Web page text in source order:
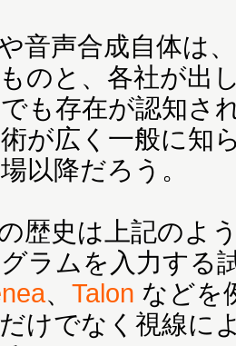
音声合成自体は
のと、各社が出
も存在が認知さ
が広く一般に知
以降だろう。
歴史は上記のよ
ラムを入力する
、 Talon などを
けでなく視線に